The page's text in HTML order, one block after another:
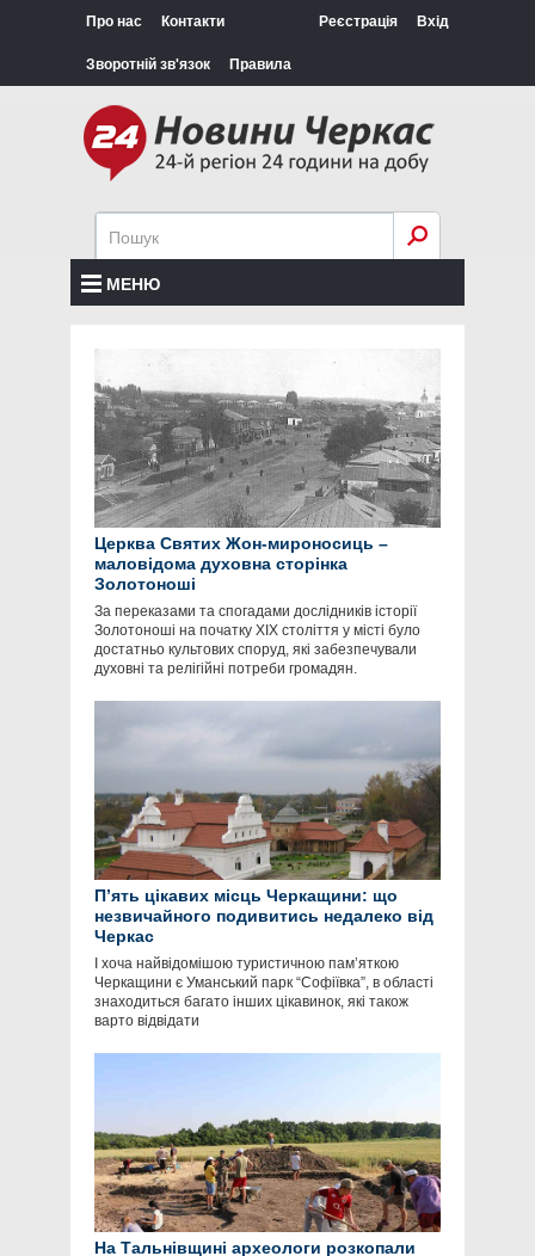
Про нас Контакти
Зворотній зв'язок Правила
Реєстрація Вхід
МЕНЮ
Церква Святих Жон-мироносиць –
маловідома духовна сторінка
Золотоноші
За переказами та спогадами дослідників історії
Золотоноші на початку ХІХ століття у місті було
достатньо культових споруд, які забезпечували
духовні та релігійні потреби громадян.
П’ять цікавих місць Черкащини: що
незвичайного подивитись недалеко від
Черкас
І хоча найвідомішою туристичною пам’яткою
Черкащини є Уманський парк “Софіївка”, в області
знаходиться багато інших цікавинок, які також
варто відвідати
На Тальнівщині археологи розкопали